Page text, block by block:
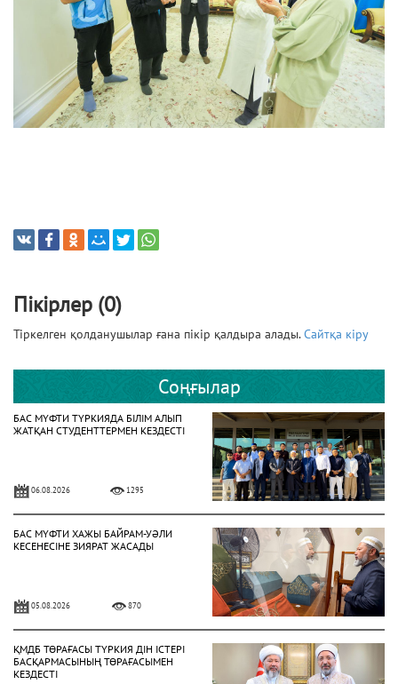
Пікірлер (0)
Тіркелген қолданушылар ғана пікір қалдыра алады.Сайтқа кіру
Соңғылар
БАС МҮФТИ ТҮРКИЯДА БІЛІМ АЛЫП
ЖАТҚАН СТУДЕНТТЕРМЕН КЕЗДЕСТІ
06.08.2026 1295
БАС МҮФТИ ХАЖЫ БАЙРАМ-УӘЛИ
КЕСЕНЕСІНЕ ЗИЯРАТ ЖАСАДЫ
05.08.2026 870
ҚМДБ ТӨРАҒАСЫ ТҮРКИЯ ДІН ІСТЕРІ
БАСҚАРМАСЫНЫҢ ТӨРАҒАСЫМЕН
КЕЗДЕСТІ